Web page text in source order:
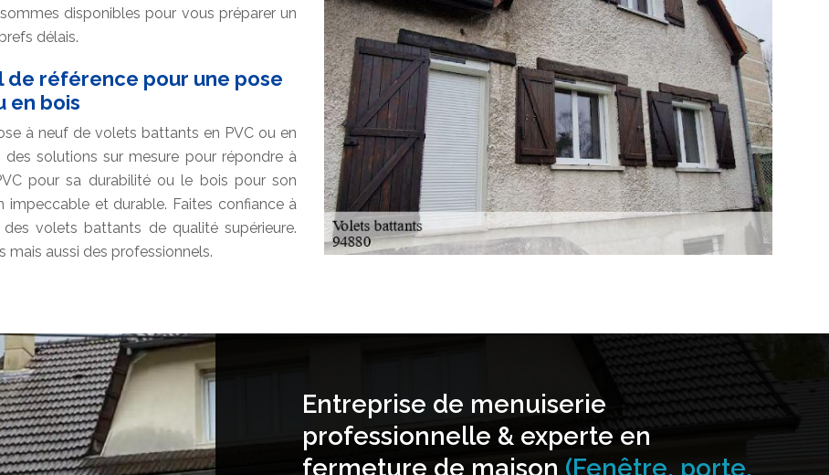
disponibles pour vous préparer un
délais.
de référence pour une pose
en bois
à neuf de volets battants en PVC ou en
solutions sur mesure pour répondre à
pour sa durabilité ou le bois pour son
impeccable et durable. Faites confiance à
volets battants de qualité supérieure.
aussi des professionnels.
Entreprise de menuiserie
professionnelle & experte en
fermeture de maison (Fenêtre, porte,